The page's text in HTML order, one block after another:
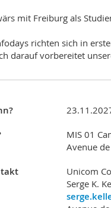
mit Freiburg als
richten sich in
darauf vorbereitet
MIS 01
Avenue
Unicom
Serge K.